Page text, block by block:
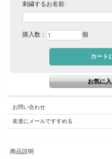
刺繍するお名前:
購入数： 個
お問い合わせ
友達にメールですすめる
商品説明